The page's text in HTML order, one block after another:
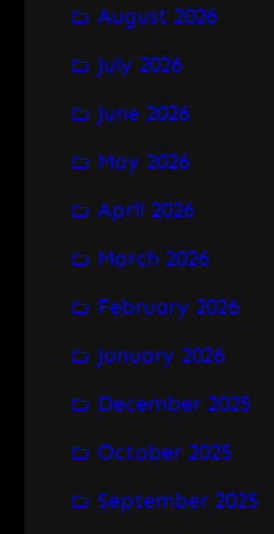
c
h
August 2026
July 2026
June 2026
May 2026
April 2026
March 2026
February 2026
January 2026
December 2025
October 2025
September 2025